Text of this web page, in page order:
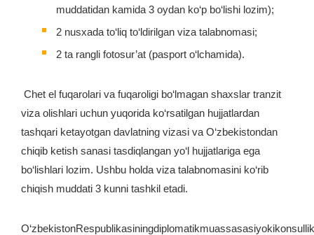
muddatidan kamida 3 oydan ko‘p bo‘lishi lozim);
2 nusxada to‘liq to‘ldirilgan viza talabnomasi;
2 ta rangli fotosur’at (pasport o‘lchamida).
Chet el fuqarolari va fuqaroligi bo‘lmagan shaxslar tranzit
viza olishlari uchun yuqorida ko‘rsatilgan hujjatlardan
tashqari ketayotgan davlatning vizasi va O‘zbekistondan
chiqib ketish sanasi tasdiqlangan yo‘l hujjatlariga ega
bo‘lishlari lozim. Ushbu holda viza talabnomasini ko‘rib
chiqish muddati 3 kunni tashkil etadi.